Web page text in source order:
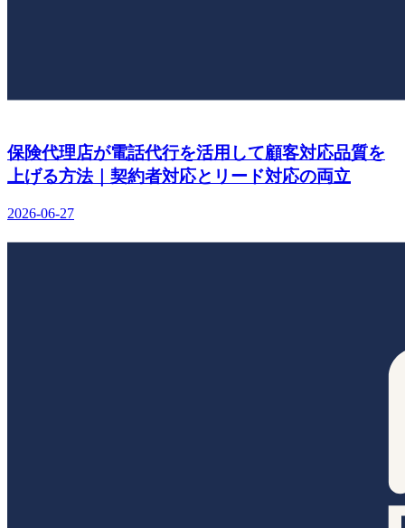
保険代理店が電話代行を活用して顧客対応品質を
上げる方法｜契約者対応とリード対応の両立
2026-06-27